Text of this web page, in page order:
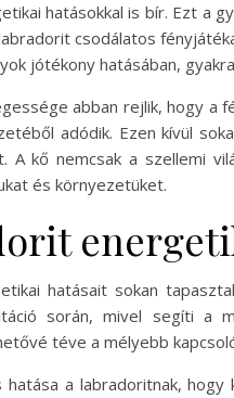
hatásokkal is bír. Ezt a
csodálatos
jótékony hatásában,
abban rejlik, hogy a
adódik. Ezen kívül
A kő nemcsak a szellemi
és környezetüket.
hatásait sokan
során, mivel segíti a
téve a mélyebb
hatása a labradoritnak,